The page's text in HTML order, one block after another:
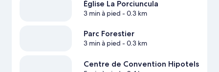
Église La Porciuncula
3 min à pied - 0.3 km
Parc Forestier
3 min à pied - 0.3 km
Centre de Convention Hipotels